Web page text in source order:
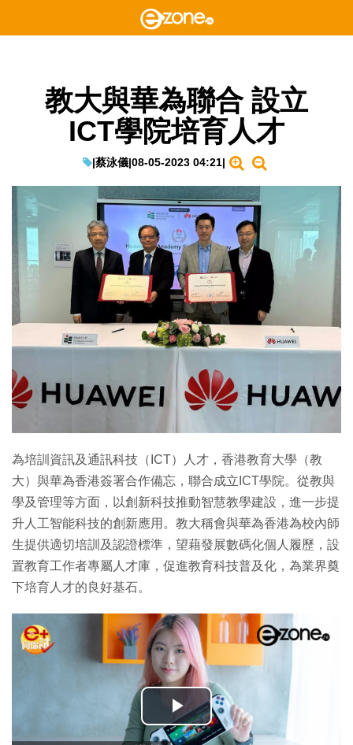
教大與華為聯合 設立
ICT學院培育人才
|蔡泳儀|08-05-2023 04:21|
為培訓資訊及通訊科技（ICT）人才，香港教育大學（教
大）與華為香港簽署合作備忘，聯合成立ICT學院。從教與
學及管理等方面，以創新科技推動智慧教學建設，進一步提
升人工智能科技的創新應用。教大稱會與華為香港為校內師
生提供適切培訓及認證標準，望藉發展數碼化個人履歷，設
置教育工作者專屬人才庫，促進教育科技普及化，為業界奠
下培育人才的良好基石。
播